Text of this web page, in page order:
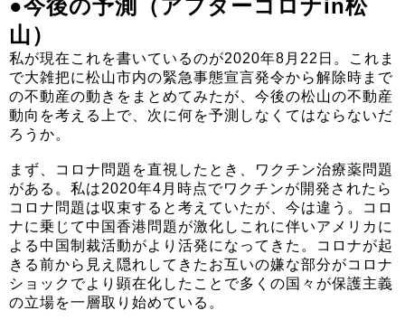
●今後の予測（アフターコロナin松
山）
私が現在これを書いているのが2020年8月22日。これま
で大雑把に松山市内の緊急事態宣言発令から解除時まで
の不動産の動きをまとめてみたが、今後の松山の不動産
動向を考える上で、次に何を予測しなくてはならないだ
ろうか。
まず、コロナ問題を直視したとき、ワクチン治療薬問題
がある。私は2020年4月時点でワクチンが開発されたら
コロナ問題は収束すると考えていたが、今は違う。コロ
ナに乗じて中国香港問題が激化しこれに伴いアメリカに
よる中国制裁活動がより活発になってきた。コロナが起
きる前から見え隠れしてきたお互いの嫌な部分がコロナ
ショックでより顕在化したことで多くの国々が保護主義
の立場を一層取り始めている。